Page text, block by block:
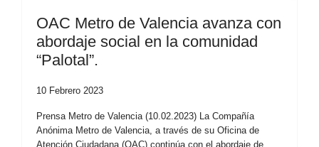
OAC Metro de Valencia avanza con
abordaje social en la comunidad
“Palotal”.
10 Febrero 2023
Prensa Metro de Valencia (10.02.2023) La Compañía
Anónima Metro de Valencia, a través de su Oficina de
Atención Ciudadana (OAC) continúa con el abordaje de